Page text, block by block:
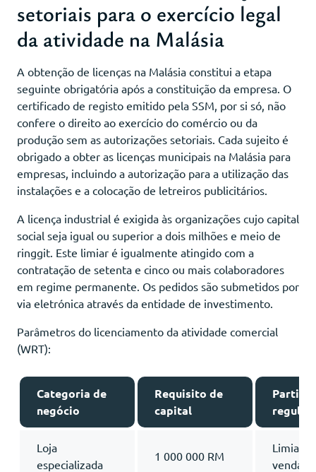
setoriais para o exercício legal
da atividade na Malásia
A obtenção de licenças na Malásia constitui a etapa
seguinte obrigatória após a constituição da empresa. O
certificado de registo emitido pela SSM, por si só, não
confere o direito ao exercício do comércio ou da
produção sem as autorizações setoriais. Cada sujeito é
obrigado a obter as licenças municipais na Malásia para
empresas, incluindo a autorização para a utilização das
instalações e a colocação de letreiros publicitários.
A licença industrial é exigida às organizações cujo capital
social seja igual ou superior a dois milhões e meio de
ringgit. Este limiar é igualmente atingido com a
contratação de setenta e cinco ou mais colaboradores
em regime permanente. Os pedidos são submetidos por
via eletrónica através da entidade de investimento.
Parâmetros do licenciamento da atividade comercial
(WRT):
Categoria de
negócio
Requisito de
capital
Loja
especializada
1 000 000 RM
Limiar
venda